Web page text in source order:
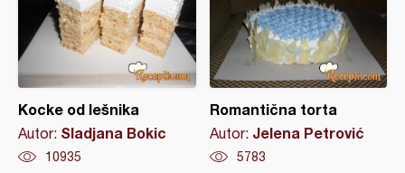
Kocke od lešnika
Autor: Sladjana Bokic
10935
Romantična torta
Autor: Jelena Petrović
5783